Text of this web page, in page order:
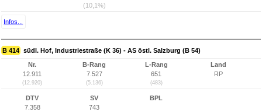
(10,1%)
Infos...
B 414 südl. Hof, Industriestraße (K 36) - AS östl. Salzburg (B 54)
Nr.
12.911
(12.920)
B-Rang
7.527
(5.136)
L-Rang
651
(483)
Land
RP
DTV
7.358
SV
743
BPL